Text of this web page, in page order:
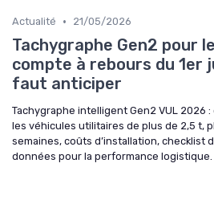
Actualité • 21/05/2026
Tachygraphe Gen2 pour
compte à rebours du 1er
faut anticiper
Tachygraphe intelligent Gen2 VUL 2026
les véhicules utilitaires de plus de 2,5 t,
semaines, coûts d’installation, checklist
données pour la performance logistique.